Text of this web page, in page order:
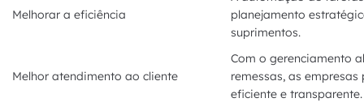
Melhorar a eficiência
planejamento
suprimentos.
Melhor atendimento ao cliente
Com o gerenciamento
remessas, as
eficiente e transparente.